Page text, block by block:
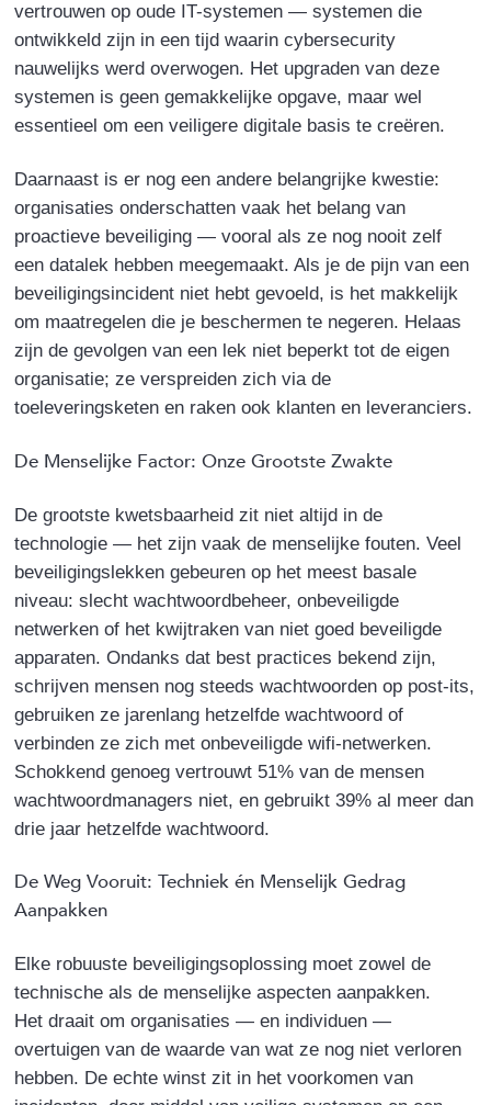
vertrouwen op oude IT-systemen — systemen die
ontwikkeld zijn in een tijd waarin cybersecurity
nauwelijks werd overwogen. Het upgraden van deze
systemen is geen gemakkelijke opgave, maar wel
essentieel om een veiligere digitale basis te creëren.
Daarnaast is er nog een andere belangrijke kwestie:
organisaties onderschatten vaak het belang van
proactieve beveiliging — vooral als ze nog nooit zelf
een datalek hebben meegemaakt. Als je de pijn van een
beveiligingsincident niet hebt gevoeld, is het makkelijk
om maatregelen die je beschermen te negeren. Helaas
zijn de gevolgen van een lek niet beperkt tot de eigen
organisatie; ze verspreiden zich via de
toeleveringsketen en raken ook klanten en leveranciers.
De Menselijke Factor: Onze Grootste Zwakte
De grootste kwetsbaarheid zit niet altijd in de
technologie — het zijn vaak de menselijke fouten. Veel
beveiligingslekken gebeuren op het meest basale
niveau: slecht wachtwoordbeheer, onbeveiligde
netwerken of het kwijtraken van niet goed beveiligde
apparaten. Ondanks dat best practices bekend zijn,
schrijven mensen nog steeds wachtwoorden op post-its,
gebruiken ze jarenlang hetzelfde wachtwoord of
verbinden ze zich met onbeveiligde wifi-netwerken.
Schokkend genoeg vertrouwt 51% van de mensen
wachtwoordmanagers niet, en gebruikt 39% al meer dan
drie jaar hetzelfde wachtwoord.
De Weg Vooruit: Techniek én Menselijk Gedrag
Aanpakken
Elke robuuste beveiligingsoplossing moet zowel de
technische als de menselijke aspecten aanpakken.
Het draait om organisaties — en individuen —
overtuigen van de waarde van wat ze nog niet verloren
hebben. De echte winst zit in het voorkomen van